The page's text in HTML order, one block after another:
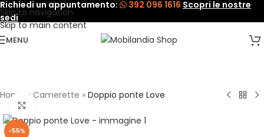
Skip to navigation
Skip to main content
Richiedi un appuntamento: 392 096 1616 Scopri le nostre
sedi
MENU
Home » Camerette » Doppio ponte Love
-55%